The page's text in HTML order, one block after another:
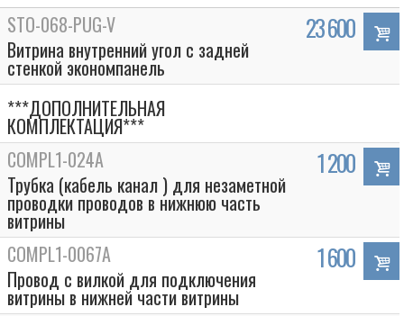
STO-068-PUG-V
Витрина внутренний угол с задней
стенкой экономпанель
23 600
***ДОПОЛНИТЕЛЬНАЯ
КОМПЛЕКТАЦИЯ***
COMPL1-024A
Трубка (кабель канал ) для незаметной
проводки проводов в нижнюю часть
витрины
1 200
COMPL1-0067A
Провод с вилкой для подключения
витрины в нижней части витрины
1 600